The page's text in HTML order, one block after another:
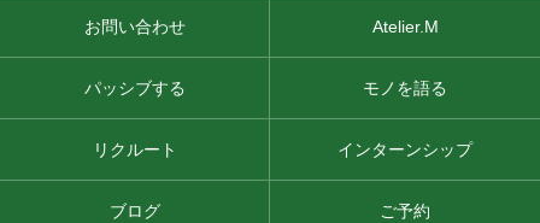
お問い合わせ Atelier.M
パッシブする モノを語る
リクルート インターンシップ
ブログ ご予約